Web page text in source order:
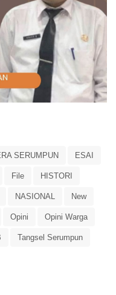
SERUMPUN ESAI
File HISTORI
NASIONAL New
Opini Opini Warga
Tangsel Serumpun